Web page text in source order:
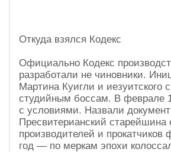
Откуда взялся Кодекс
Официально Кодекс
разработали не чиновники.
Мартина Куигли и иезуитского
студийным боссам. В феврале
с условиями. Назвали
Пресвитерианский старейшина
производителей и
год — по меркам эпохи